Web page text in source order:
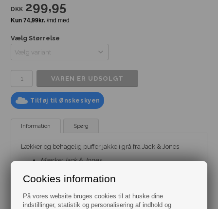
Cookies information
På vores website bruges cookies til at huske dine
indstillinger, statistik og personalisering af indhold og
DKK 299,95
Vælg Størrelse
Tilføj til Ønskeskyen
Information Spørg
Lækker og behagelig puffer jakke i grå fra Jack & Jones
Mærke:Jack & Jones
Farve: Grå
Størrelse: Flere varianter fra str. XS til XXL